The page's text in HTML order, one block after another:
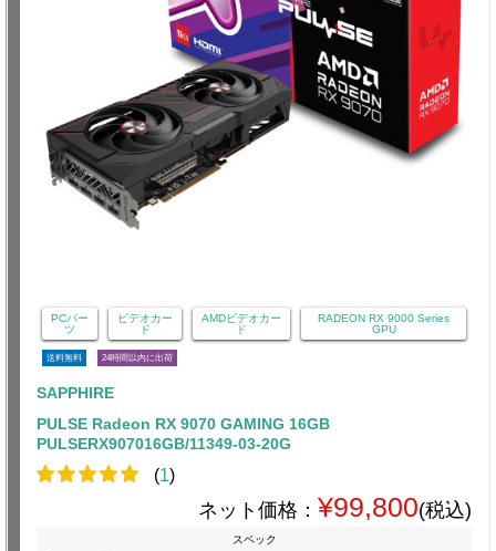
PCパー
ツ
ビデオカー
ド
AMDビデオカー
ド
RADEON RX 9000 Series
GPU
送料無料 24時間以内に出荷
SAPPHIRE
PULSE Radeon RX 9070 GAMING 16GB
PULSERX907016GB/11349-03-20G
(1)
ネット価格： ¥99,800(税込)
スペック